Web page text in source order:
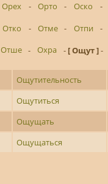
Орех - Орто - Оско -
Отко - Отме - Отпи -
Отше - Охра - [ Ощут ]-
Ощутительность
Ощутиться
Ощущать
Ощущаться